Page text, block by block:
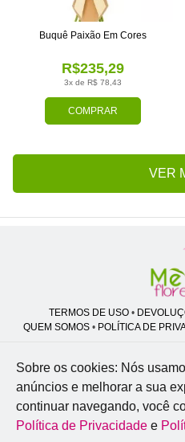
COMPRAR
3x de R$ 78,43
R$235,29
Buquê Paixão Em Cores
VER
TERMOS DE USO•
QUEM SOMOS • POLÍTICA DE
Melo Flores | CNPJ:
Professor José Lourenço - Travessa
Sobre os cookies: Nós
anúncios e melhorar a sua
continuar navegando, você
Política de Privacidade e